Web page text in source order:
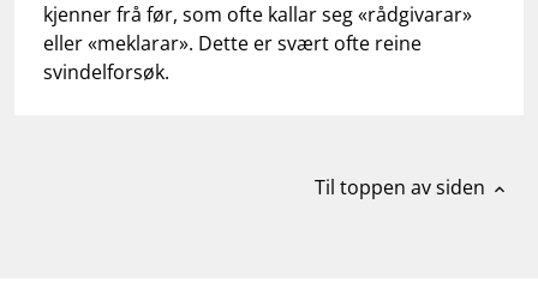
kjenner frå før, som ofte kallar seg «rådgivarar»
eller «meklarar». Dette er svært ofte reine
svindelforsøk.
Til toppen av siden expand_less